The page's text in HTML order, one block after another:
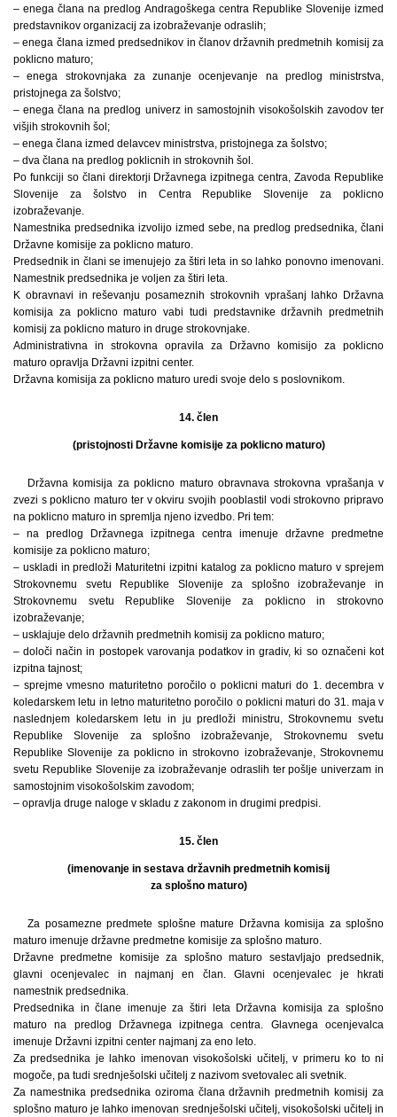
– enega člana na predlog Andragoškega centra Republike Slovenije izmed
predstavnikov organizacij za izobraževanje odraslih;
– enega člana izmed predsednikov in članov državnih predmetnih komisij za
poklicno maturo;
– enega strokovnjaka za zunanje ocenjevanje na predlog ministrstva,
pristojnega za šolstvo;
– enega člana na predlog univerz in samostojnih visokošolskih zavodov ter
višjih strokovnih šol;
– enega člana izmed delavcev ministrstva, pristojnega za šolstvo;
– dva člana na predlog poklicnih in strokovnih šol.
Po funkciji so člani direktorji Državnega izpitnega centra, Zavoda Republike
Slovenije za šolstvo in Centra Republike Slovenije za poklicno
izobraževanje.
Namestnika predsednika izvolijo izmed sebe, na predlog predsednika, člani
Državne komisije za poklicno maturo.
Predsednik in člani se imenujejo za štiri leta in so lahko ponovno imenovani.
Namestnik predsednika je voljen za štiri leta.
K obravnavi in reševanju posameznih strokovnih vprašanj lahko Državna
komisija za poklicno maturo vabi tudi predstavnike državnih predmetnih
komisij za poklicno maturo in druge strokovnjake.
Administrativna in strokovna opravila za Državno komisijo za poklicno
maturo opravlja Državni izpitni center.
Državna komisija za poklicno maturo uredi svoje delo s poslovnikom.
14. člen
(pristojnosti Državne komisije za poklicno maturo)
Državna komisija za poklicno maturo obravnava strokovna vprašanja v
zvezi s poklicno maturo ter v okviru svojih pooblastil vodi strokovno pripravo
na poklicno maturo in spremlja njeno izvedbo. Pri tem:
– na predlog Državnega izpitnega centra imenuje državne predmetne
komisije za poklicno maturo;
– uskladi in predloži Maturitetni izpitni katalog za poklicno maturo v sprejem
Strokovnemu svetu Republike Slovenije za splošno izobraževanje in
Strokovnemu svetu Republike Slovenije za poklicno in strokovno
izobraževanje;
– usklajuje delo državnih predmetnih komisij za poklicno maturo;
– določi način in postopek varovanja podatkov in gradiv, ki so označeni kot
izpitna tajnost;
– sprejme vmesno maturitetno poročilo o poklicni maturi do 1. decembra v
koledarskem letu in letno maturitetno poročilo o poklicni maturi do 31. maja v
naslednjem koledarskem letu in ju predloži ministru, Strokovnemu svetu
Republike Slovenije za splošno izobraževanje, Strokovnemu svetu
Republike Slovenije za poklicno in strokovno izobraževanje, Strokovnemu
svetu Republike Slovenije za izobraževanje odraslih ter pošlje univerzam in
samostojnim visokošolskim zavodom;
– opravlja druge naloge v skladu z zakonom in drugimi predpisi.
15. člen
(imenovanje in sestava državnih predmetnih komisij
za splošno maturo)
Za posamezne predmete splošne mature Državna komisija za splošno
maturo imenuje državne predmetne komisije za splošno maturo.
Državne predmetne komisije za splošno maturo sestavljajo predsednik,
glavni ocenjevalec in najmanj en član. Glavni ocenjevalec je hkrati
namestnik predsednika.
Predsednika in člane imenuje za štiri leta Državna komisija za splošno
maturo na predlog Državnega izpitnega centra. Glavnega ocenjevalca
imenuje Državni izpitni center najmanj za eno leto.
Za predsednika je lahko imenovan visokošolski učitelj, v primeru ko to ni
mogoče, pa tudi srednješolski učitelj z nazivom svetovalec ali svetnik.
Za namestnika predsednika oziroma člana državnih predmetnih komisij za
splošno maturo je lahko imenovan srednješolski učitelj, visokošolski učitelj in